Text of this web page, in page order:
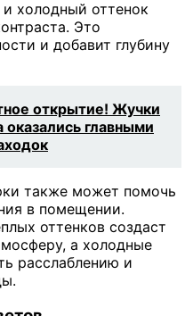
холодный оттенок
Это
и добавит глубину
открытие! Жучки
оказались главными
также может помочь
в помещении.
оттенков создаст
а холодные
расслаблению и